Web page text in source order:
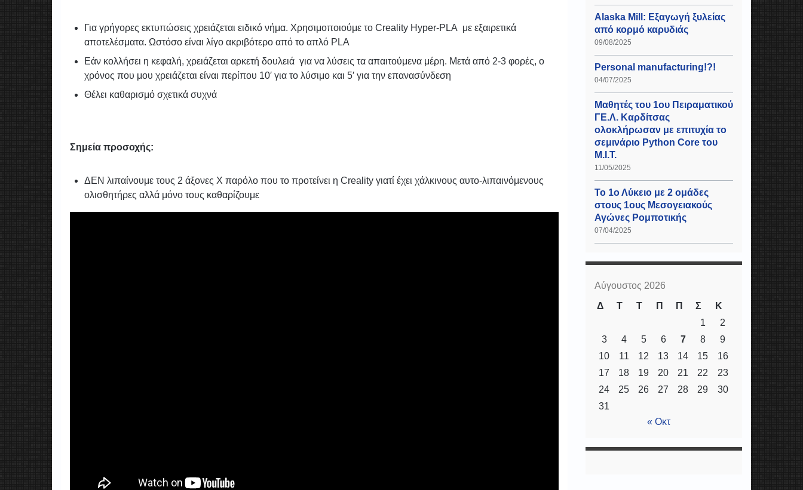
Για γρήγορες εκτυπώσεις χρειάζεται ειδικό νήμα. Χρησιμοποιούμε το Creality Hyper-PLA με εξαιρετικά
αποτελέσματα. Ωστόσο είναι λίγο ακριβότερο από το απλό PLA
Εάν κολλήσει η κεφαλή, χρειάζεται αρκετή δουλειά για να λύσεις τα απαιτούμενα μέρη. Μετά από 2-3 φορές, ο
χρόνος που μου χρειάζεται είναι περίπου 10′ για το λύσιμο και 5′ για την επανασύνδεση
Θέλει καθαρισμό σχετικά συχνά
Σημεία προσοχής:
ΔΕΝ λιπαίνουμε τους 2 άξονες Χ παρόλο που το προτείνει η Creality γιατί έχει χάλκινους αυτο-λιπαινόμενους
ολισθητήρες αλλά μόνο τους καθαρίζουμε
Alaska Mill: Εξαγωγή ξυλείας
από κορμό καρυδιάς
09/08/2025
Personal manufacturing!?!
04/07/2025
Μαθητές του 1ου Πειραματικού
ΓΕ.Λ. Καρδίτσας
ολοκλήρωσαν με επιτυχία το
σεμινάριο Python Core του
Μ.Ι.Τ.
11/05/2025
Το 1ο Λύκειο με 2 ομάδες
στους 1ους Μεσογειακούς
Αγώνες Ρομποτικής
07/04/2025
Αύγουστος 2026
Δ
Τ Τ Π Π Σ
Κ
1
2
3
4 5 6 7 8
9
10
11 12 13 14 15
16
17
18 19 20 21 22
23
24
25 26 27 28 29
30
31
« Οκτ